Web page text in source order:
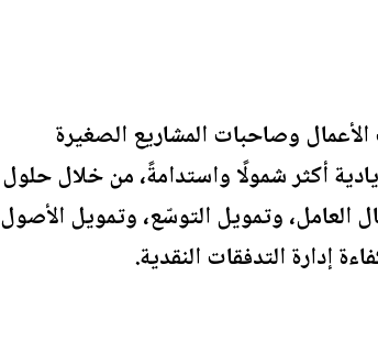
الأعمال وصاحبات المشاريع الصغيرة
أكثر شمولًا واستدامةً، من خلال حلول
العامل، وتمويل التوسّع، وتمويل الأصول
إدارة التدفقات النقدية.